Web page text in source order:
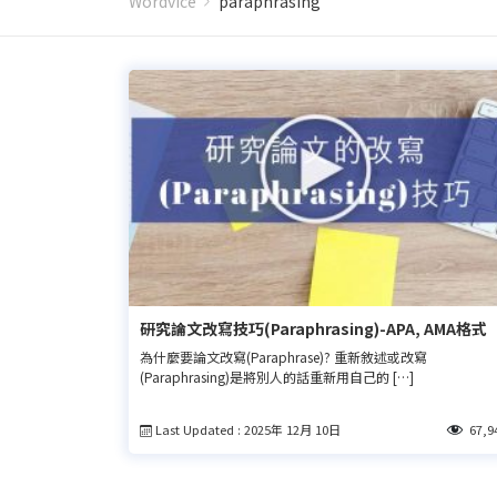
研究論文改寫技巧(Paraphrasing)-APA, AMA格式
為什麼要論文改寫(Paraphrase)? 重新敘述或改寫
(Paraphrasing)是將別人的話重新用自己的 […]
Last Updated : 2025年 12月 10日